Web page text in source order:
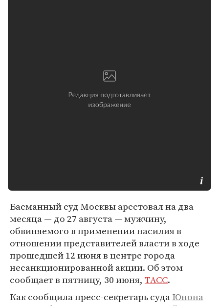
Басманный суд Москвы арестовал на два
месяца — до 27 августа — мужчину,
обвиняемого в применении насилия в
отношении представителей власти в ходе
прошедшей 12 июня в центре города
несанкционированной акции. Об этом
сообщает в пятницу, 30 июня, ТАСС.
Как сообщила пресс-секретарь судаЮнона